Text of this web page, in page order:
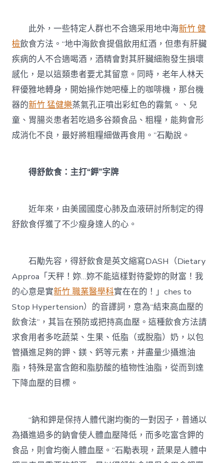
此外，一些特定人群也不合適采用地中海新竹 健
檢飲食方法。“地中海飲食提倡飲用紅酒，但患有肝臟
疾病的人不合適喝酒，酒精會對其肝臟細胞發生損壞
感化，是以這類患者要尤其留意。同時，老年人林天
秤優雅地轉身，開始操作她吧檯上的咖啡機，那台機
器的新竹 猛健樂蒸氣孔正噴出彩虹色的霧氣。、兒
童、胃腸炎患者若吃過多谷類食品、粗糧，能夠會形
成消化不良，最好將粗糧細做再食用。”石勱說。
得舒飲食：主打“鉀”字牌
近年來，由美國國度心肺及血液研討所制定的得
舒飲食俘獲了不少瘦身達人的心。
石勱先容，得舒飲食是英文縮寫DASH（Dietary
Approa「天秤！妳…妳不能這樣對待愛妳的財富！我
的心意是實新竹 職業醫學科實在在的！」ches to
Stop Hypertension）的音譯詞，意為“結束高血壓的
飲食法”，其旨在預防或把持高血壓。這種飲食方法請
求食用者多吃蔬菜、生果、低脂（或脫脂）奶，以包
管攝進足夠的鉀、鎂、鈣等元素，并盡量少攝進油
脂，特殊是富含飽和脂肪酸的植物性油脂，從而到達
下降血壓的目標。
“鈉和鉀是保持人體代謝均衡的一對因子，普通以
為攝進過多的鈉會使人體血壓降低，而多吃富含鉀的
食品，則會均衡人體血壓。”石勱表現，蔬果是人體中